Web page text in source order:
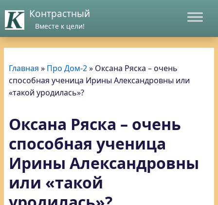
Контрастный
Вместе к цели!
Главная » Про Дом-2» Оксана Ряска – очень
способная ученица Ирины Александровны или
«такой уродилась»?
Оксана Ряска – очень
способная ученица
Ирины Александровны
или «такой